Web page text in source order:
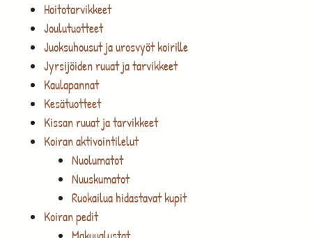
Hoitotarvikkeet
Joulutuotteet
Juoksuhousut ja urosvyöt koirille
Jyrsijöiden ruuat ja tarvikkeet
Kaulapannat
Kesätuotteet
Kissan ruuat ja tarvikkeet
Koiran aktivointilelut
Nuolumatot
Nuuskumatot
Ruokailua hidastavat kupit
Koiran pedit